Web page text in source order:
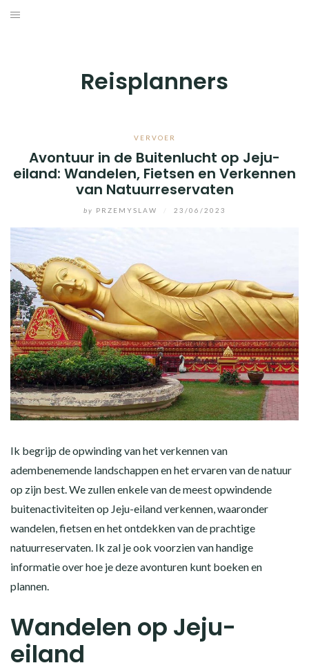
Skip
Reisplanners
VERVOER
Avontuur in de Buitenlucht op Jeju-
eiland: Wandelen, Fietsen en Verkennen
van Natuurreservaten
by PRZEMYSLAW 23/06/2023
Ik begrijp de opwinding van het verkennen van
adembenemende landschappen en het ervaren van de natuur
op zijn best. We zullen enkele van de meest opwindende
buitenactiviteiten op Jeju-eiland verkennen, waaronder
wandelen, fietsen en het ontdekken van de prachtige
natuurreservaten. Ik zal je ook voorzien van handige
informatie over hoe je deze avonturen kunt boeken en
plannen.
Wandelen op Jeju-
eiland